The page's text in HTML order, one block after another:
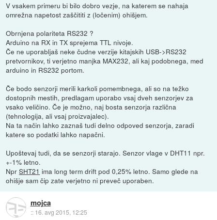
V vsakem primeru bi bilo dobro vezje, na katerem se nahaja
omrežna napetost zaščititi z (ločenim) ohišjem.
Obrnjena polariteta RS232 ?
Arduino na RX in TX sprejema TTL nivoje.
Če ne uporabljaš neke čudne verzije kitajskih USB->RS232
pretvornikov, ti verjetno manjka MAX232, ali kaj podobnega, med
arduino in RS232 portom.
Če bodo senzorji merili karkoli pomembnega, ali so na težko
dostopnih mestih, predlagam uporabo vsaj dveh senzorjev za
vsako veličino. Če je možno, naj bosta senzorja različna
(tehnologija, ali vsaj proizvajalec).
Na ta način lahko zaznaš tudi delno odpoved senzorja, zaradi
katere so podatki lahko napačni.
Upoštevaj tudi, da se senzorji starajo. Senzor vlage v DHT11 npr.
+-1% letno.
NprSHT21 ima long term drift pod 0,25% letno. Samo glede na
ohišje sam čip zate verjetno ni preveč uporaben.
mojca
:: 16. avg 2015, 12:25